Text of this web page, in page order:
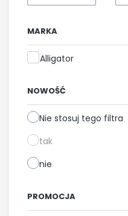
MARKA
Marka
Alligator
NOWOŚĆ
Nie stosuj tego filtra
tak
nie
PROMOCJA